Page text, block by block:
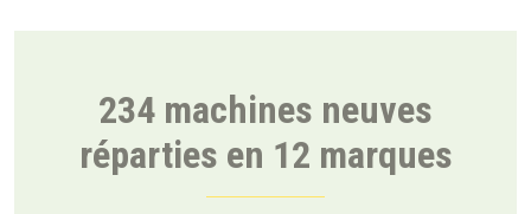
234 machines neuves
réparties en 12 marques